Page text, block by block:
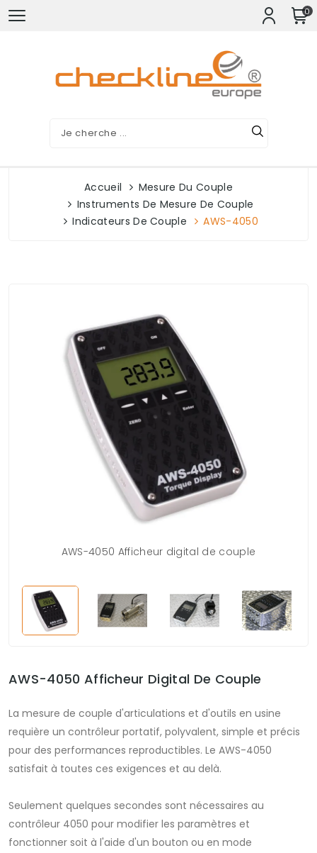
0
Accueil
Mesure Du Couple
Instruments De Mesure De Couple
Indicateurs De Couple
AWS-4050
AWS-4050 Afficheur digital de couple
AWS-4050 Afficheur Digital De Couple
La mesure de couple d'articulations et d'outils en usine
requière un contrôleur portatif, polyvalent, simple et précis
pour des performances reproductibles. Le AWS-4050
satisfait à toutes ces exigences et au delà.
Seulement quelques secondes sont nécessaires au
contrôleur 4050 pour modifier les paramètres et
fonctionner soit à l'aide d'un bouton ou en mode